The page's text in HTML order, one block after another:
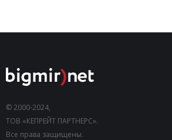
© 2000-2024,
ТОВ «КЕПРЕЙТ ПАРТНЕРС».
Все права защищены.